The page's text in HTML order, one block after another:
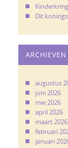
Dit
ARCHIEVEN
augustus
juni 2026
mei 2026
april 2026
maart 2026
februari
januari